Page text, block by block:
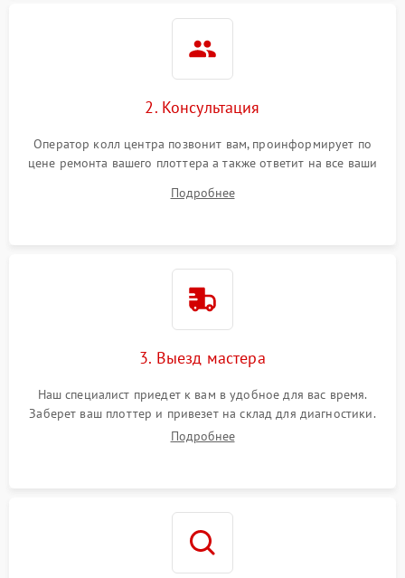
2. Консультация
Оператор колл центра позвонит вам, проинформирует по
цене ремонта вашего плоттера а также ответит на все ваши
Подробнее
3. Выезд мастера
Наш специалист приедет к вам в удобное для вас время.
Заберет ваш плоттер и привезет на склад для диагностики.
Подробнее